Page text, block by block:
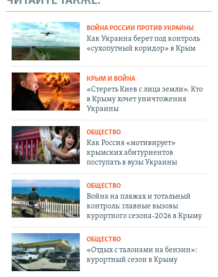
ВОЙНА РОССИИ ПРОТИВ УКРАИНЫ
Как Украина берет под контроль
«сухопутный коридор» в Крым
КРЫМ И ВОЙНА
«Стереть Киев с лица земли». Кто
в Крыму хочет уничтожения
Украины
ОБЩЕСТВО
Как Россия «мотивирует»
крымских абитуриентов
поступать в вузы Украины
ОБЩЕСТВО
Война на пляжах и тотальный
контроль: главные вызовы
курортного сезона-2026 в Крыму
ОБЩЕСТВО
«Отдых с талонами на бензин»:
курортный сезон в Крыму